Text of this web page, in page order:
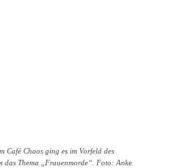
Café Chaos ging es im Vorfeld des
das Thema „Frauenmorde“. Foto: Anke